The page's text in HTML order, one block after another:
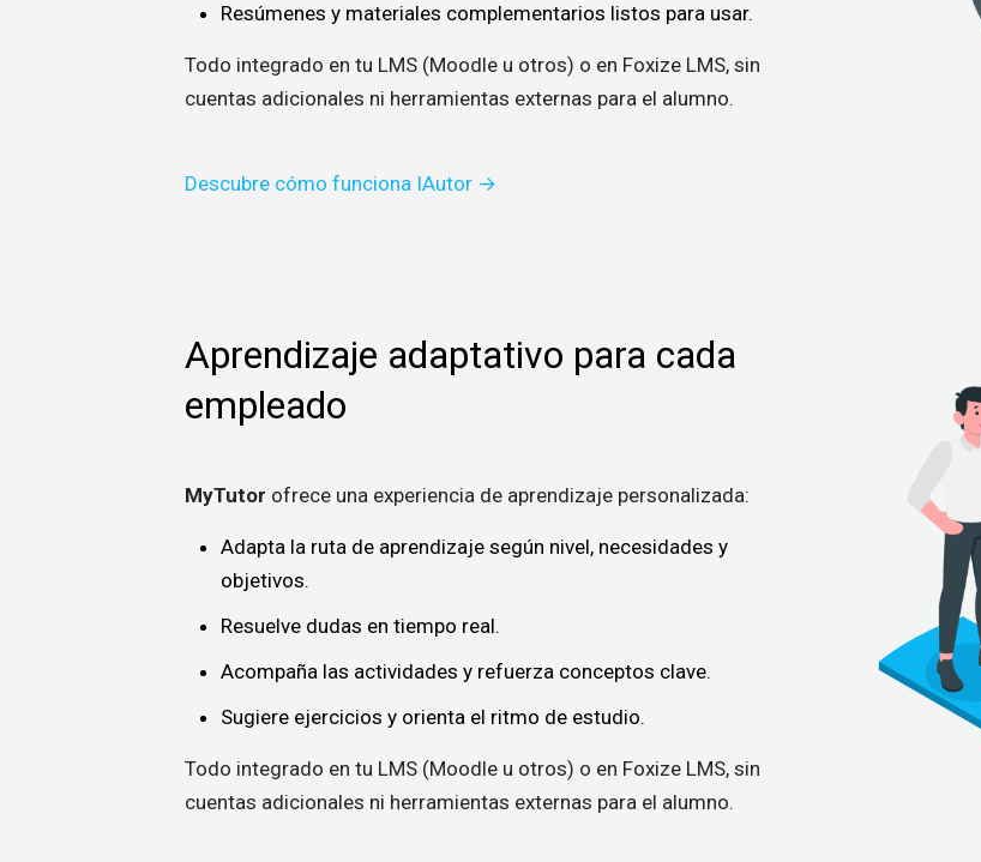
Resúmenes y materiales complementarios listos para usar.
Todo integrado en tu LMS (Moodle u otros) o en Foxize LMS, sin
cuentas adicionales ni herramientas externas para el alumno.
Descubre cómo funciona IAutor →
Aprendizaje adaptativo para cada
empleado
MyTutor ofrece una experiencia de aprendizaje personalizada:
Adapta la ruta de aprendizaje según nivel, necesidades y
objetivos.
Resuelve dudas en tiempo real.
Acompaña las actividades y refuerza conceptos clave.
Sugiere ejercicios y orienta el ritmo de estudio.
Todo integrado en tu LMS (Moodle u otros) o en Foxize LMS, sin
cuentas adicionales ni herramientas externas para el alumno.